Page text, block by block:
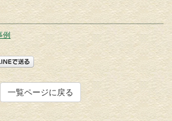
例
一覧ページに戻る